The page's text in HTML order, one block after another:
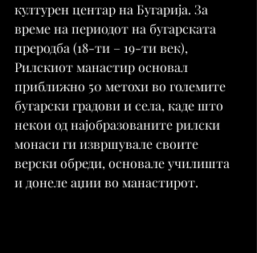
културен центар на Бугарија. За
време на периодот на бугарската
преродба (18-ти – 19-ти век),
Рилскиот манастир основал
приближно 50 метохи во големите
бугарски градови и села, каде што
некои од најобразованите рилски
монаси ги извршувале своите
верски обреди, основале училишта
и донеле аџии во манастирот.